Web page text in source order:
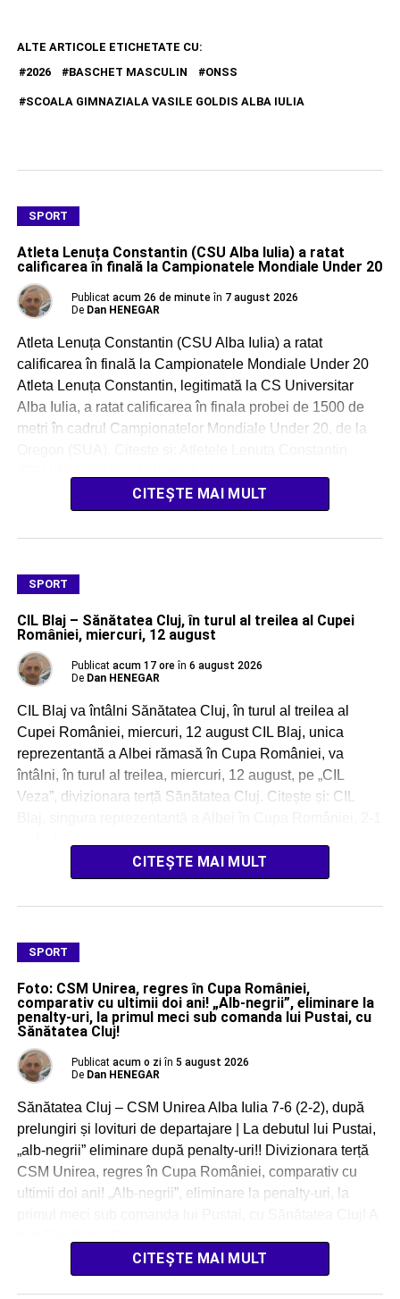
ALTE ARTICOLE ETICHETATE CU:
2026
BASCHET MASCULIN ONSS
SCOALA GIMNAZIALA VASILE GOLDIS ALBA IULIA
SPORT
Atleta Lenuța Constantin (CSU Alba Iulia) a ratat
calificarea în finală la Campionatele Mondiale Under 20
Publicat acum 26 de minute în 7 august 2026
De Dan HENEGAR
Atleta Lenuța Constantin (CSU Alba Iulia) a ratat
calificarea în finală la Campionatele Mondiale Under 20
Atleta Lenuța Constantin, legitimată la CS Universitar
Alba Iulia, a ratat calificarea în finala probei de 1500 de
metri în cadrul Campionatelor Mondiale Under 20, de la
CITEȘTE MAI MULT
SPORT
CIL Blaj – Sănătatea Cluj, în turul al treilea al Cupei
României, miercuri, 12 august
Publicat acum 17 ore în 6 august 2026
De Dan HENEGAR
CIL Blaj va întâlni Sănătatea Cluj, în turul al treilea al
Cupei României, miercuri, 12 august CIL Blaj, unica
reprezentantă a Albei rămasă în Cupa României, va
întâlni, în turul al treilea, miercuri, 12 august, pe „CIL
Veza”, divizionara terță Sănătatea Cluj. Citește și: CIL
CITEȘTE MAI MULT
SPORT
Foto: CSM Unirea, regres în Cupa României,
comparativ cu ultimii doi ani! „Alb-negrii”, eliminare la
penalty-uri, la primul meci sub comanda lui Pustai, cu
Sănătatea Cluj!
Publicat acum o zi în 5 august 2026
De Dan HENEGAR
Sănătatea Cluj – CSM Unirea Alba Iulia 7-6 (2-2), după
prelungiri și lovituri de departajare | La debutul lui Pustai,
„alb-negrii” eliminare după penalty-uri!! Divizionara terță
CSM Unirea, regres în Cupa României, comparativ cu
ultimii doi ani! „Alb-negrii”, eliminare la penalty-uri, la
CITEȘTE MAI MULT